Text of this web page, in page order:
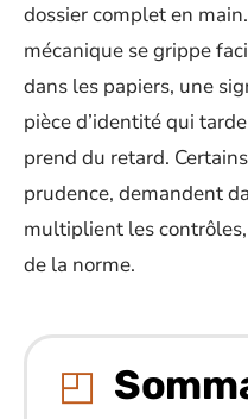
dossier complet en
mécanique se grippe
dans les papiers, une
pièce d’identité qui
prend du retard.
prudence, demandent
multiplient les
de la norme.